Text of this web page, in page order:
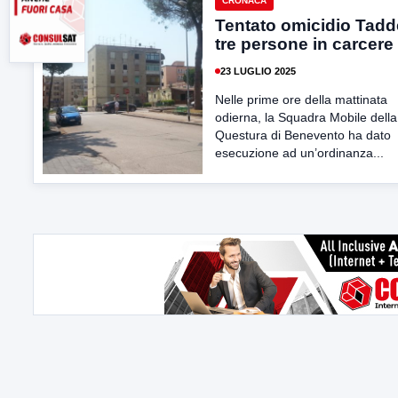
Tentato omicidio
tre persone in carcere
23 LUGLIO 2025
Nelle prime ore della mattinata
odierna, la Squadra Mobile della
Questura di Benevento ha dato
esecuzione ad un’ordinanza...